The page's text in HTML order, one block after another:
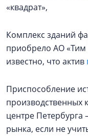
«квадрат»,
Комплекс зданий
приобрело АО «Тим
известно, что актив
Приспособление
производственных
центре Петербурга
рынка, если не